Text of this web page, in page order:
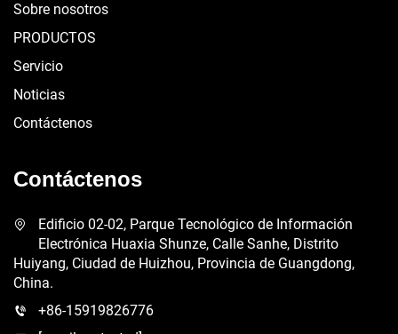
Sobre nosotros
PRODUCTOS
Servicio
Noticias
Contáctenos
Contáctenos
Edificio 02-02, Parque Tecnológico de Información
Electrónica Huaxia Shunze, Calle Sanhe, Distrito
Huiyang, Ciudad de Huizhou, Provincia de Guangdong,
China.
+86-15919826776